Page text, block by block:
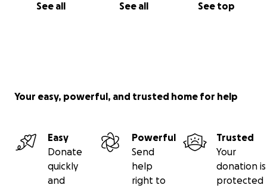
See all See all See top
Your easy, powerful, and trusted home for help
Easy
Donate
quickly
and
Powerful
Send
help
right to
Trusted
Your
donation is
protected